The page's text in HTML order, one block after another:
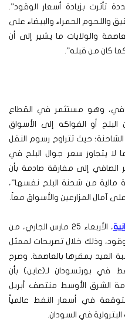
تأثرت بزيادة أسعار الوقود”.
واللحوم الحمراء والبيضاء على
والولايات ما يشير إلى أن
كان من قبله”.
وهو مستثمر في القطاع
أو الفواكه إلى الأسواق
حيث تتراوح رسوم النقل
جنيه، بينما لا يتجاوز سعر جوال البلح في
ويشير الصافي إلى مفارقة صادمة بأن
مالية من شحنة البلح نفسها”،
المزارعين والأسواق معاً.
، الأربعاء 25 مارس الجاري، من
وذلك خلال تصريحات لممثل
العيد بمقرها بالعاصمة. وصرح
في بورتسودان لـ(عاين) بأن
الشرق الأوسط منتصف أبريل
في أسعار النفط عالمياً
في السودان.